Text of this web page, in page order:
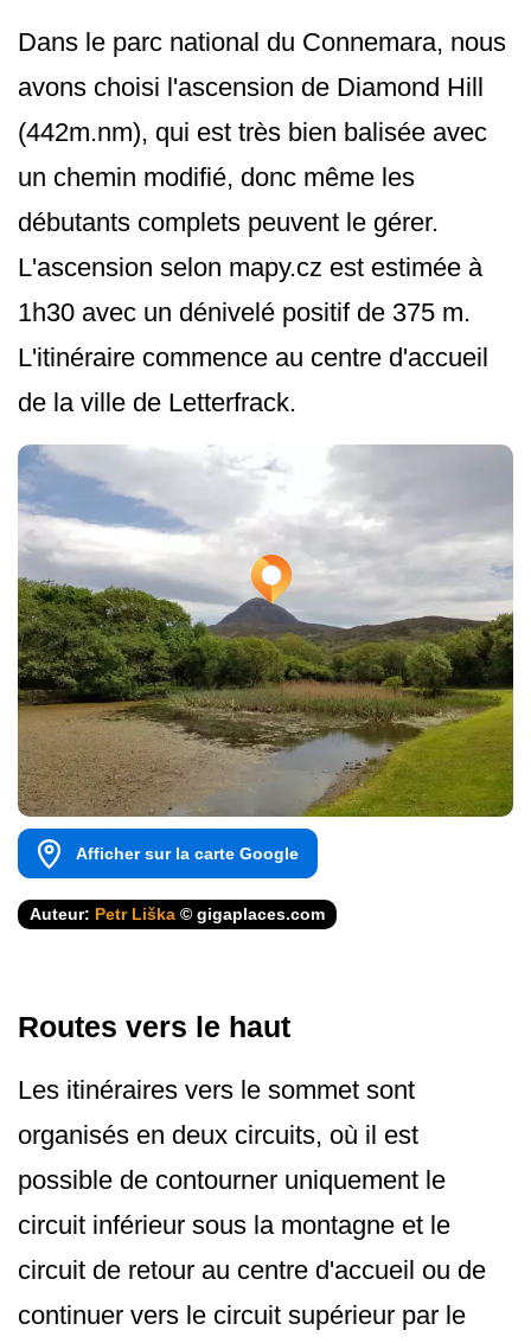
Dans le parc national du Connemara, nous
avons choisi l'ascension de Diamond Hill
(442m.nm), qui est très bien balisée avec
un chemin modifié, donc même les
débutants complets peuvent le gérer.
L'ascension selon mapy.cz est estimée à
1h30 avec un dénivelé positif de 375 m.
L'itinéraire commence au centre d'accueil
de la ville de Letterfrack.
Afficher sur la carte Google
Auteur: Petr Liška © gigaplaces.com
Routes vers le haut
Les itinéraires vers le sommet sont
organisés en deux circuits, où il est
possible de contourner uniquement le
circuit inférieur sous la montagne et le
circuit de retour au centre d'accueil ou de
continuer vers le circuit supérieur par le